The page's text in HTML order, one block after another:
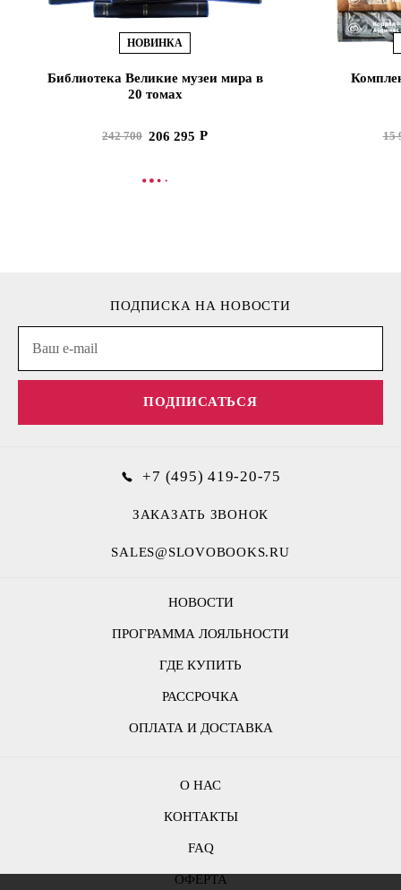
НОВИНКА
Библиотека Великие музеи мира в
20 томах
242 700 206 295
В КОРЗИНУ
15
НОВОСТИ
ПРОГРАММА ЛОЯЛЬНОСТИ
ГДЕ КУПИТЬ
РАССРОЧКА
ОПЛАТА И ДОСТАВКА
ПОДПИСКА НА НОВОСТИ
ПОДПИСАТЬСЯ
О НАС
КОНТАКТЫ
FAQ
ОФЕРТА
+7 (495) 419-20-75
ЗАКАЗАТЬ ЗВОНОК
SALES@SLOVOBOOKS.RU